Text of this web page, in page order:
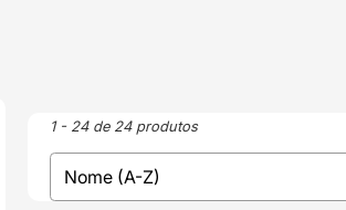
1 - 24 de 24 produtos
sort
Sort content